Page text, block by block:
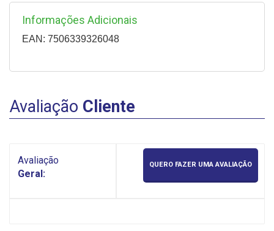
Informações Adicionais
EAN: 7506339326048
Avaliação Cliente
Avaliação
Geral:
QUERO FAZER UMA AVALIAÇÃO